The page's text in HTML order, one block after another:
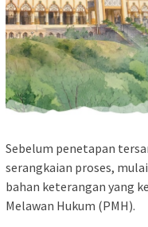
Sebelum penetapan
serangkaian proses,
bahan keterangan yang
Melawan Hukum (PMH).